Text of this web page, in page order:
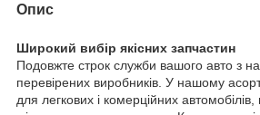
Опис
Широкий вибір якісних запчастин
Подовжте строк служби вашого авто з
перевірених виробників. У нашому
для легкових і комерційних